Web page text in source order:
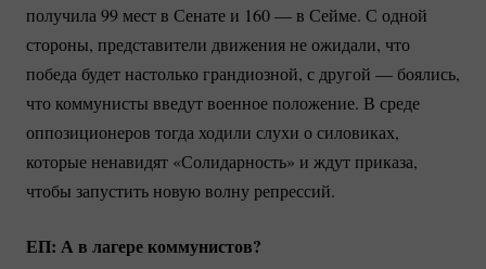
получила 99 мест в Сенате и 160 — в Сейме. С одной
стороны, представители движения не ожидали, что
победа будет настолько грандиозной, с другой — боялись,
что коммунисты введут военное положение. В среде
оппозиционеров тогда ходили слухи о силовиках,
которые ненавидят «Солидарность» и ждут приказа,
чтобы запустить новую волну репрессий.
ЕП: А в лагере коммунистов?